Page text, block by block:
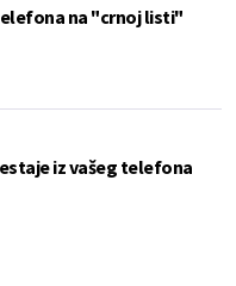
na "crnoj listi"
iz vašeg telefona